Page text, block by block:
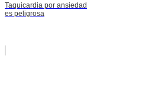
Taquicardia por ansiedad
es peligrosa